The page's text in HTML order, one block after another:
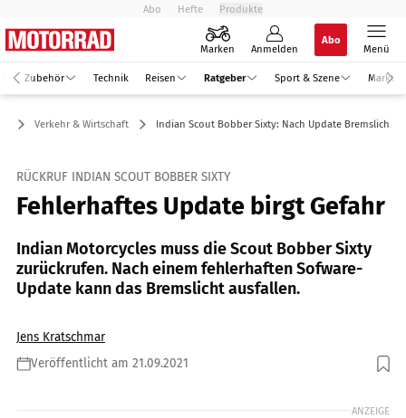
Abo Hefte Produkte
Marken Anmelden
Abo
Menü
Zubehör Technik Reisen Ratgeber Sport & Szene Markt
Verkehr & Wirtschaft Indian Scout Bobber Sixty: Nach Update Bremslicht
RÜCKRUF INDIAN SCOUT BOBBER SIXTY
Fehlerhaftes Update birgt Gefahr
Indian Motorcycles muss die Scout Bobber Sixty
zurückrufen. Nach einem fehlerhaften Sofware-
Update kann das Bremslicht ausfallen.
Jens Kratschmar
Veröffentlicht am 21.09.2021
Foto: Indian Motorcycle
ANZEIGE